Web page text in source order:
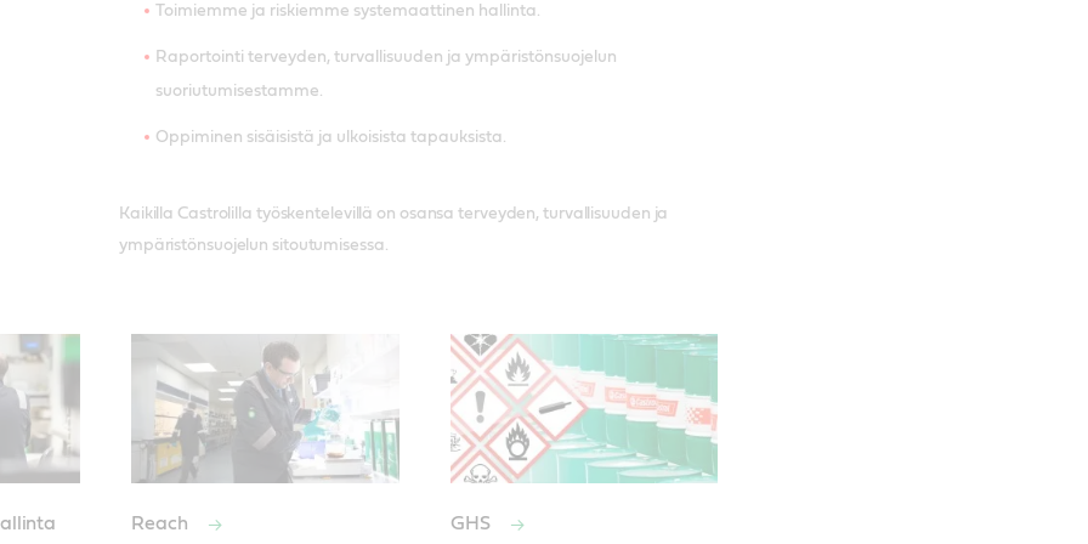
Toimiemme ja riskiemme systemaattinen hallinta.
Raportointi terveyden, turvallisuuden ja ympäristönsuojelun
suoriutumisestamme.
Oppiminen sisäisistä ja ulkoisista tapauksista.
Kaikilla Castrolilla työskentelevillä on osansa terveyden, turvallisuuden ja
ympäristönsuojelun sitoutumisessa.
Reach GHS